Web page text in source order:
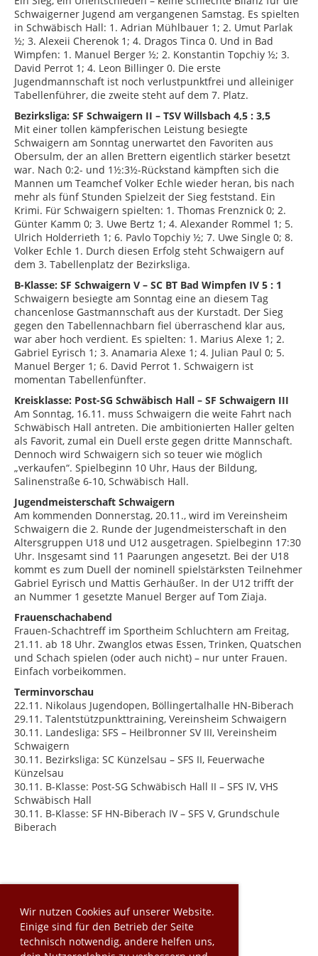
Wir nutzen Cookies auf unserer Website.
Einige sind für den Betrieb der Seite
technisch notwendig, andere helfen uns,
Schwaigerner Jugend am vergangenen Samstag. Es spielten
in Schwäbisch Hall: 1. Adrian Mühlbauer 1; 2. Umut Parlak
½; 3. Alexeii Cherenok 1; 4. Dragos Tinca 0. Und in Bad
Wimpfen: 1. Manuel Berger ½; 2. Konstantin Topchiy ½; 3.
David Perrot 1; 4. Leon Billinger 0. Die erste
Jugendmannschaft ist noch verlustpunktfrei und alleiniger
Tabellenführer, die zweite steht auf dem 7. Platz.
Bezirksliga: SF Schwaigern II – TSV Willsbach 4,5 : 3,5
Mit einer tollen kämpferischen Leistung besiegte
Schwaigern am Sonntag unerwartet den Favoriten aus
Obersulm, der an allen Brettern eigentlich stärker besetzt
war. Nach 0:2- und 1½:3½-Rückstand kämpften sich die
Mannen um Teamchef Volker Echle wieder heran, bis nach
mehr als fünf Stunden Spielzeit der Sieg feststand. Ein
Krimi. Für Schwaigern spielten: 1. Thomas Frenznick 0; 2.
Günter Kamm 0; 3. Uwe Bertz 1; 4. Alexander Rommel 1; 5.
Ulrich Holderrieth 1; 6. Pavlo Topchiy ½; 7. Uwe Single 0; 8.
Volker Echle 1. Durch diesen Erfolg steht Schwaigern auf
dem 3. Tabellenplatz der Bezirksliga.
B-Klasse: SF Schwaigern V – SC BT Bad Wimpfen IV 5 : 1
Schwaigern besiegte am Sonntag eine an diesem Tag
chancenlose Gastmannschaft aus der Kurstadt. Der Sieg
gegen den Tabellennachbarn fiel überraschend klar aus,
war aber hoch verdient. Es spielten: 1. Marius Alexe 1; 2.
Gabriel Eyrisch 1; 3. Anamaria Alexe 1; 4. Julian Paul 0; 5.
Manuel Berger 1; 6. David Perrot 1. Schwaigern ist
momentan Tabellenfünfter.
Kreisklasse: Post-SG Schwäbisch Hall – SF Schwaigern III
Am Sonntag, 16.11. muss Schwaigern die weite Fahrt nach
Schwäbisch Hall antreten. Die ambitionierten Haller gelten
als Favorit, zumal ein Duell erste gegen dritte Mannschaft.
Dennoch wird Schwaigern sich so teuer wie möglich
„verkaufen“. Spielbeginn 10 Uhr, Haus der Bildung,
Salinenstraße 6-10, Schwäbisch Hall.
Jugendmeisterschaft Schwaigern
Am kommenden Donnerstag, 20.11., wird im Vereinsheim
Schwaigern die 2. Runde der Jugendmeisterschaft in den
Altersgruppen U18 und U12 ausgetragen. Spielbeginn 17:30
Uhr. Insgesamt sind 11 Paarungen angesetzt. Bei der U18
kommt es zum Duell der nominell spielstärksten Teilnehmer
Gabriel Eyrisch und Mattis Gerhäußer. In der U12 trifft der
an Nummer 1 gesetzte Manuel Berger auf Tom Ziaja.
Frauenschachabend
Frauen-Schachtreff im Sportheim Schluchtern am Freitag,
21.11. ab 18 Uhr. Zwanglos etwas Essen, Trinken, Quatschen
und Schach spielen (oder auch nicht) – nur unter Frauen.
Einfach vorbeikommen.
Terminvorschau
22.11. Nikolaus Jugendopen, Böllingertalhalle HN-Biberach
29.11. Talentstützpunkttraining, Vereinsheim Schwaigern
30.11. Landesliga: SFS – Heilbronner SV III, Vereinsheim
Schwaigern
30.11. Bezirksliga: SC Künzelsau – SFS II, Feuerwache
Künzelsau
30.11. B-Klasse: Post-SG Schwäbisch Hall II – SFS IV, VHS
Schwäbisch Hall
30.11. B-Klasse: SF HN-Biberach IV – SFS V, Grundschule
Biberach